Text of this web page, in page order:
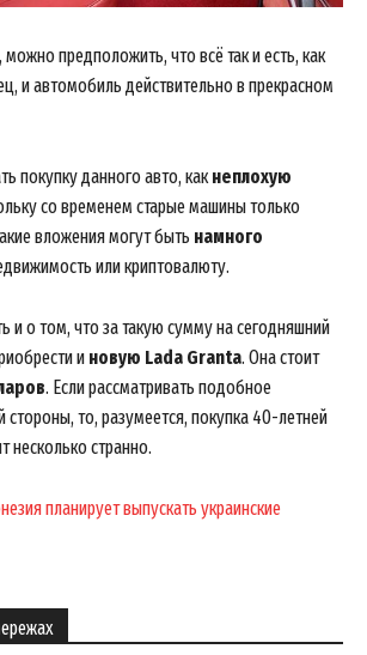
Magazine PRO
SUBSCRIBE NOW
предположить, что всё так и есть, как
и автомобиль действительно в прекрасном
покупку данного авто, как неплохую
со временем старые машины только
вложения могут быть намного
или криптовалюту.
и о том, что за такую сумму на сегодняшний
и новую Lada Granta. Она стоит
. Если рассматривать подобное
стороны, то, разумеется, покупка 40-летней
несколько странно.
планирует выпускать украинские